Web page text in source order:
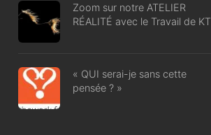
Zoom sur notre ATELIER
RÉALITÉ avec le Travail de KT
« QUI serai-je sans cette
pensée ? »